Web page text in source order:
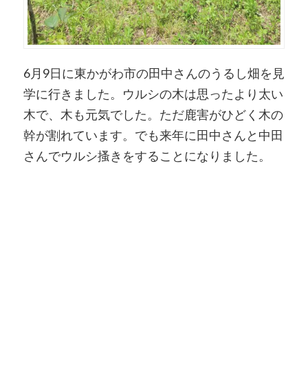
6月9日に東かがわ市の田中さんのうるし畑を見
学に行きました。ウルシの木は思ったより太い
木で、木も元気でした。ただ鹿害がひどく木の
幹が割れています。でも来年に田中さんと中田
さんでウルシ搔きをすることになりました。